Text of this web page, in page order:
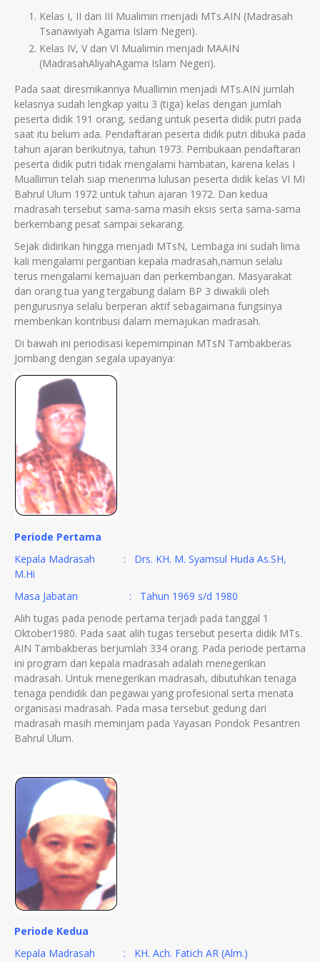
Kelas I, II dan III Mualimin menjadi MTs.AIN (Madrasah
Tsanawiyah Agama Islam Negeri).
Kelas IV, V dan VI Mualimin menjadi MAAIN
(MadrasahAliyahAgama Islam Negeri).
Pada saat diresmikannya Muallimin menjadi MTs.AIN jumlah
kelasnya sudah lengkap yaitu 3 (tiga) kelas dengan jumlah
peserta didik 191 orang, sedang untuk peserta didik putri pada
saat itu belum ada. Pendaftaran peserta didik putri dibuka pada
tahun ajaran berikutnya, tahun 1973. Pembukaan pendaftaran
peserta didik putri tidak mengalami hambatan, karena kelas I
Muallimin telah siap menerima lulusan peserta didik kelas VI MI
Bahrul Ulum 1972 untuk tahun ajaran 1972. Dan kedua
madrasah tersebut sama-sama masih eksis serta sama-sama
berkembang pesat sampai sekarang.
Sejak didirikan hingga menjadi MTsN, Lembaga ini sudah lima
kali mengalami pergantian kepala madrasah,namun selalu
terus mengalami kemajuan dan perkembangan. Masyarakat
dan orang tua yang tergabung dalam BP 3 diwakili oleh
pengurusnya selalu berperan aktif sebagaimana fungsinya
memberikan kontribusi dalam memajukan madrasah.
Di bawah ini periodisasi kepemimpinan MTsN Tambakberas
Jombang dengan segala upayanya:
Periode Pertama
Kepala Madrasah : Drs. KH. M. Syamsul Huda As.SH,
M.Hi
Masa Jabatan : Tahun 1969 s/d 1980
Alih tugas pada periode pertama terjadi pada tanggal 1
Oktober1980. Pada saat alih tugas tersebut peserta didik MTs.
AIN Tambakberas berjumlah 334 orang. Pada periode pertama
ini program dari kepala madrasah adalah menegerikan
madrasah. Untuk menegerikan madrasah, dibutuhkan tenaga
tenaga pendidik dan pegawai yang profesional serta menata
organisasi madrasah. Pada masa tersebut gedung dari
madrasah masih meminjam pada Yayasan Pondok Pesantren
Bahrul Ulum.
Periode Kedua
Kepala Madrasah : KH. Ach. Fatich AR (Alm.)